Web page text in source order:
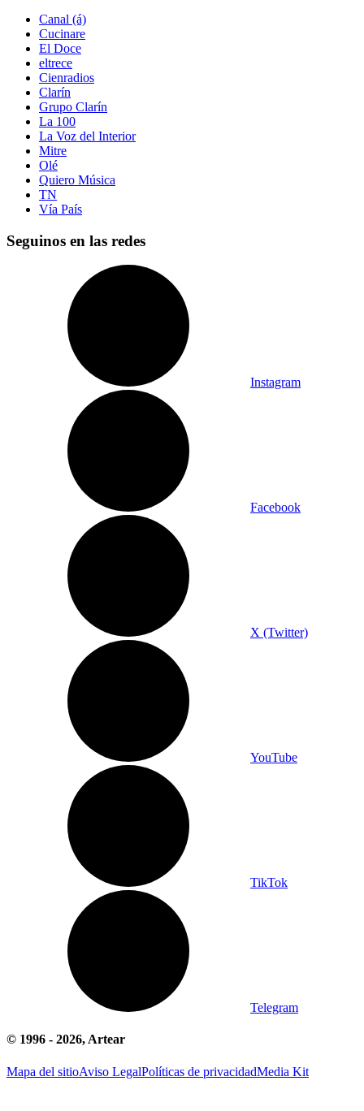
Canal (á)
Cucinare
El Doce
eltrece
Cienradios
Clarín
Grupo Clarín
La 100
La Voz del Interior
Mitre
Olé
Quiero Música
TN
Vía País
Seguinos en las redes
Instagram
Facebook
X (Twitter)
YouTube
TikTok
Telegram
© 1996 - 2026, Artear
Mapa del sitioAviso LegalPolíticas de privacidadMedia Kit